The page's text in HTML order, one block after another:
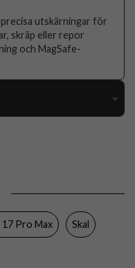
utskärningar för
skräp eller repor
och MagSafe-
Flerfärgad
Pro Max Skal